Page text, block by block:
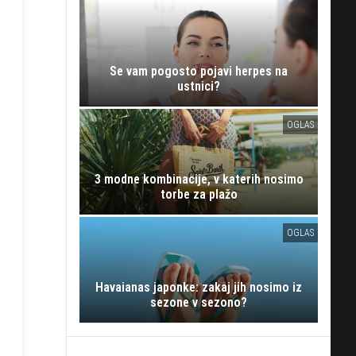
Se vam pogosto pojavi herpes na
ustnici?
OGLAS
3 modne kombinacije, v katerih nosimo
torbe za plažo
OGLAS
Havaianas japonke: zakaj jih nosimo iz
sezone v sezono?